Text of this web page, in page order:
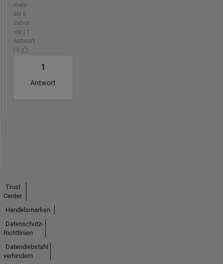
mehr
als 6
Jahre
vor | 1
Antwort
| 0
1
Antwort
Trust
Center
Handelsmarken
Datenschutz-
Richtlinien
Datendiebstahl
verhindern